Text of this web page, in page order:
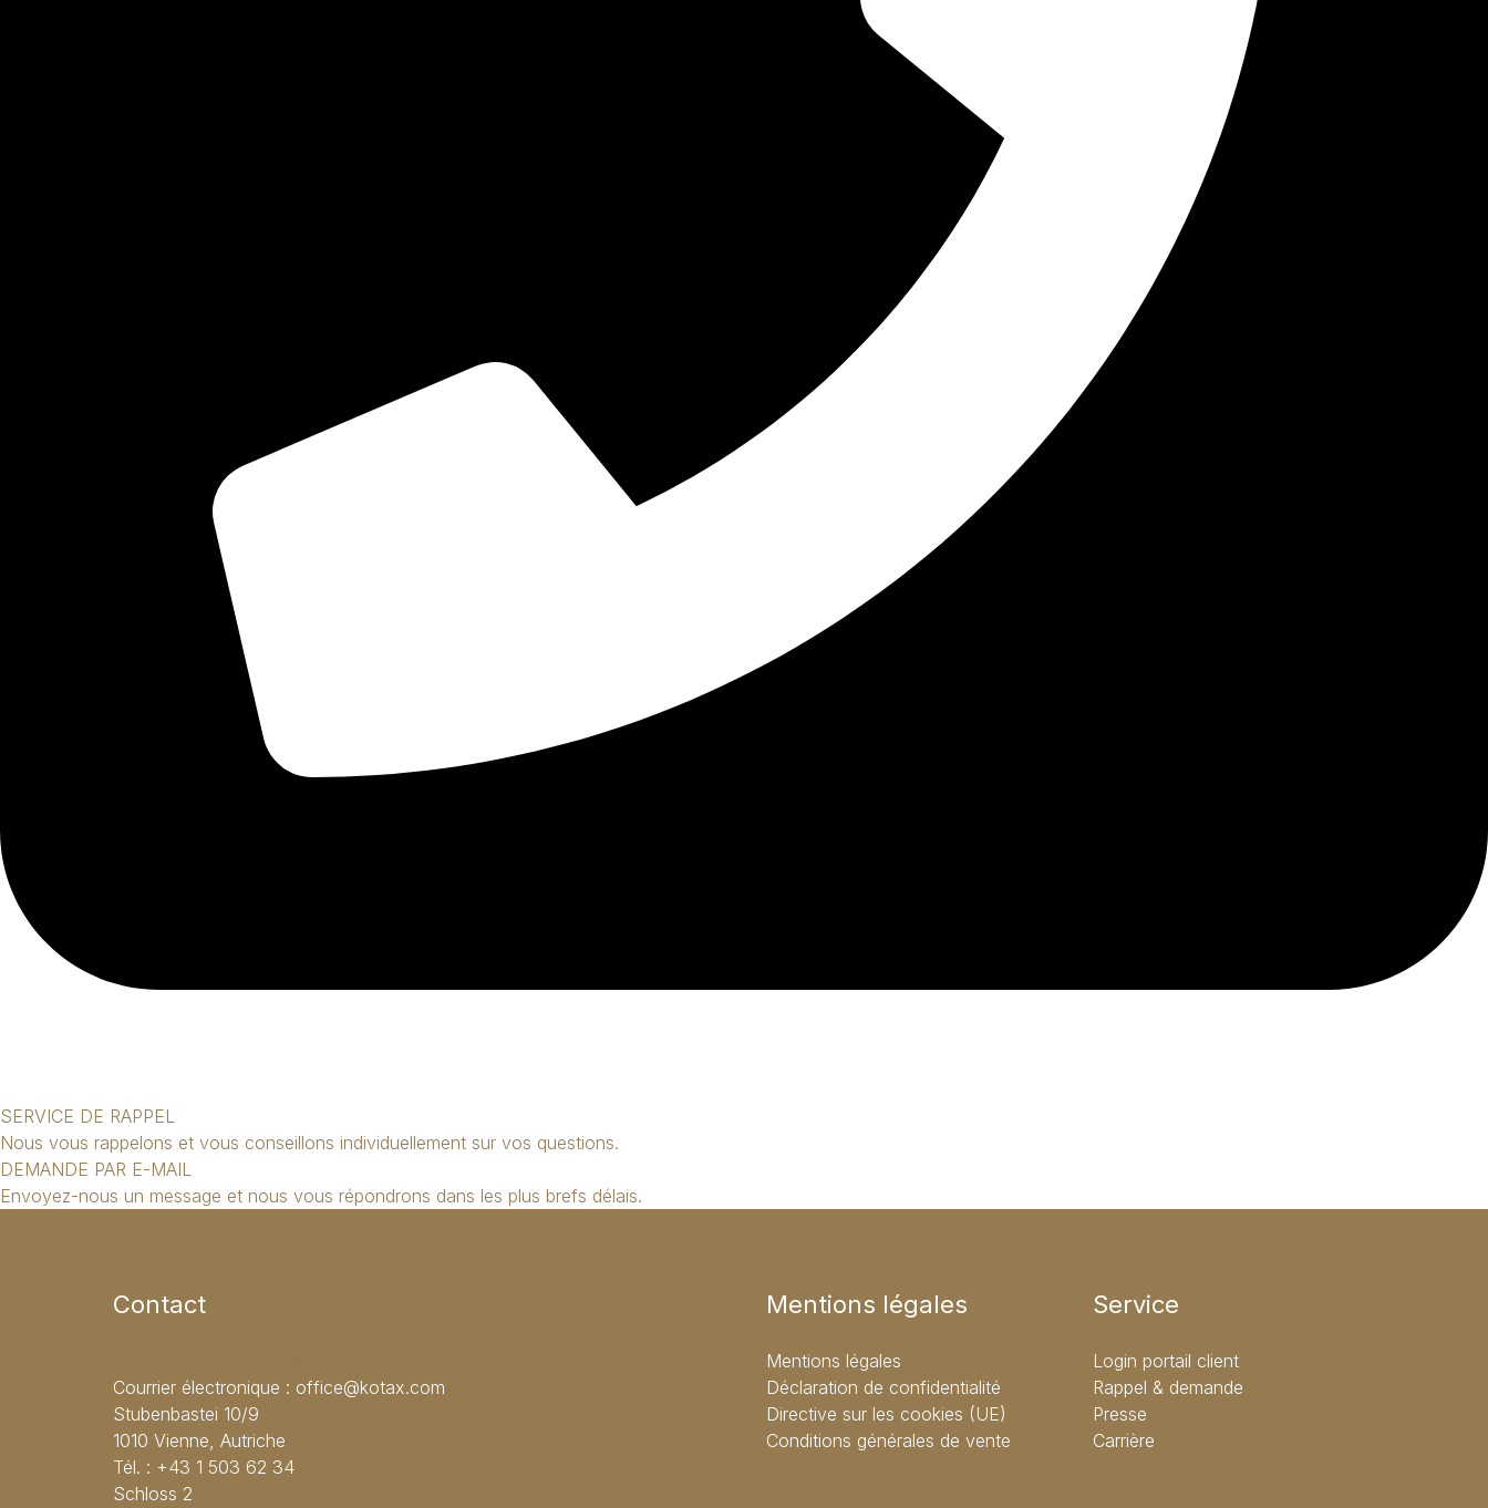
SERVICE DE RAPPEL
Nous vous rappelons et vous conseillons individuellement sur vos questions.
DEMANDE PAR E-MAIL
Envoyez-nous un message et nous vous répondrons dans les plus brefs délais.
Contact
Courrier électronique : office@kotax.com
Stubenbastei 10/9
1010 Vienne, Autriche
Tél. : +43 1 503 62 34
Schloss 2
Mentions légales
Mentions légales
Déclaration de confidentialité
Directive sur les cookies (UE)
Conditions générales de vente
Service
Login portail client
Rappel & demande
Presse
Carrière